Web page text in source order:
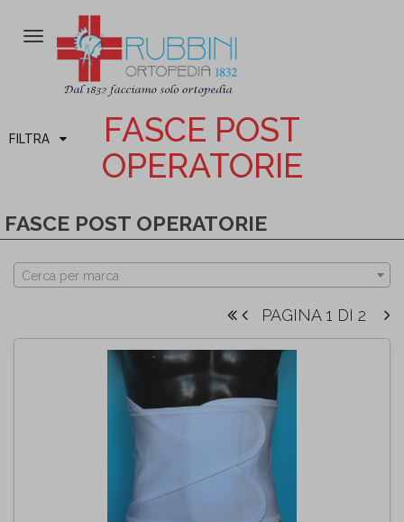
Attiva/disattiva
FILTRA
FASCE POST
OPERATORIE
FASCE POST OPERATORIE
Cerca per marca
PAGINA 1 DI 2